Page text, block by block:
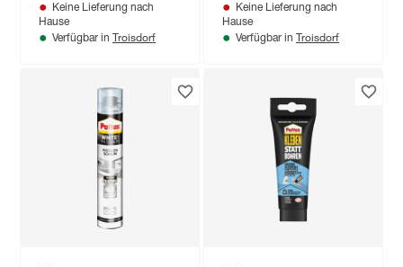
Keine Lieferung nach
Hause
Verfügbar in Troisdorf
Keine Lieferung nach
Hause
Verfügbar in Troisdorf